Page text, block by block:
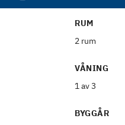
RUM
2 rum
VÅNING
1 av 3
BYGGÅR